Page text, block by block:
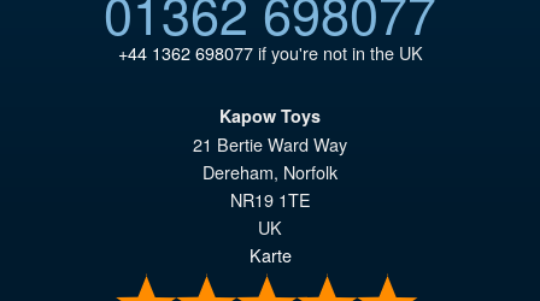
+44 1362 698077if you're not in the UK
Kapow Toys
21 Bertie Ward Way
Dereham, Norfolk
NR19 1TE
UK
Karte